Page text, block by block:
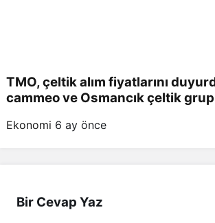
TMO, çeltik alım fiyatlarını
cammeo ve Osmancık çeltik
Ekonomi 6 ay önce
Bir Cevap Yaz